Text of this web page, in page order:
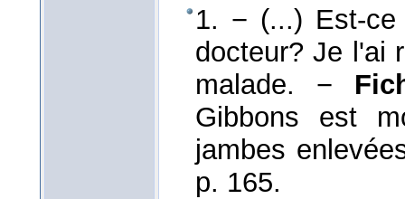
1. − (...) Est-ce
docteur? Je l'ai
malade. −
Gibbons est
jambes
p. 165.